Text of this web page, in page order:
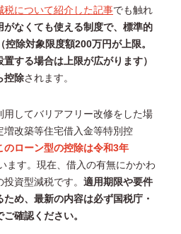
税について紹介した記事でも触れ
がなくても使える制度で、標準的
除対象限度額200万円が上限。
する場合は上限が広がります）
控除されます。
してバリアフリー改修をした場
改築等住宅借入金等特別控
のローン型の控除は令和3年
ます。現在、借入の有無にかかわ
資型減税です。 適用期限や要件
め、最新の内容は必ず国税庁・
確認ください。